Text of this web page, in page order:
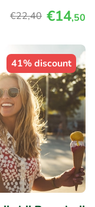
€22,40 €14,50
41% discount